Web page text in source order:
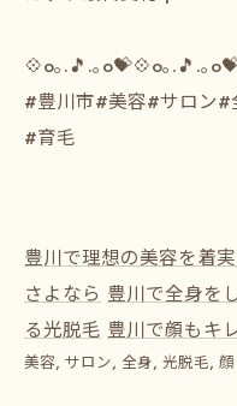
⁡💠o｡.🎵.｡o💝💠o｡.🎵.｡
⁡#豊川市#美容#サロン#
#育毛
豊川で理想の美容を着
さよなら 豊川で全身を
る光脱毛 豊川で顔もキ
美容 サロン 全身 光脱毛 顔